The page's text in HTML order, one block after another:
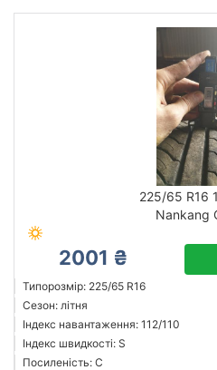
225/65 R16
Nankang
2001 ₴
Типорозмір: 225/65 R16
Сезон: літня
Індекс навантаження: 112/110
Індекс швидкості: S
Посиленість: C